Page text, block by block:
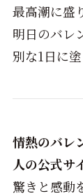
最高潮に盛
明日のバレ
別な1日に
情熱のバレ
人の公式サ
驚きと感動